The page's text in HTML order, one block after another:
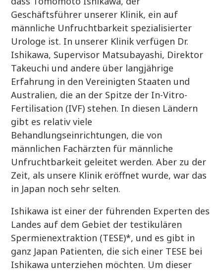
Geschäftsführer unserer Klinik, ein auf
männliche Unfruchtbarkeit spezialisierter
Urologe ist. In unserer Klinik verfügen Dr.
Ishikawa, Supervisor Matsubayashi, Direktor
Takeuchi und andere über langjährige
Erfahrung in den Vereinigten Staaten und
Australien, die an der Spitze der In-Vitro-
Fertilisation (IVF) stehen. In diesen Ländern
gibt es relativ viele
Behandlungseinrichtungen, die von
männlichen Fachärzten für männliche
Unfruchtbarkeit geleitet werden. Aber zu der
Zeit, als unsere Klinik eröffnet wurde, war das
in Japan noch sehr selten.
Ishikawa ist einer der führenden Experten des
Landes auf dem Gebiet der testikulären
Spermienextraktion (TESE)*, und es gibt in
ganz Japan Patienten, die sich einer TESE bei
Ishikawa unterziehen möchten. Um dieser